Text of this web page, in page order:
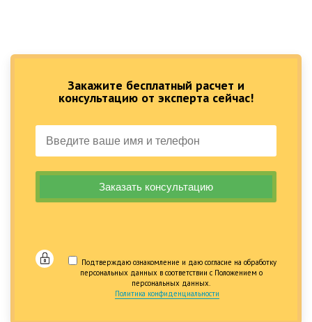
Закажите бесплатный расчет и
консультацию от эксперта сейчас!
Подтверждаю ознакомление и даю согласие на обработку
персональных данных в соответствии с Положением о
персональных данных.
Политика конфиденциальности